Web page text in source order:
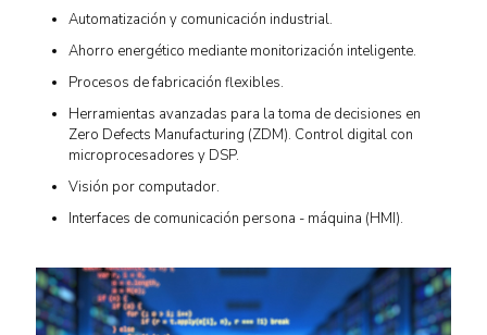
Automatización y comunicación industrial.
Ahorro energético mediante monitorización inteligente.
Procesos de fabricación flexibles.
Herramientas avanzadas para la toma de decisiones en
Zero Defects Manufacturing (ZDM). Control digital con
microprocesadores y DSP.
Visión por computador.
Interfaces de comunicación persona - máquina (HMI).